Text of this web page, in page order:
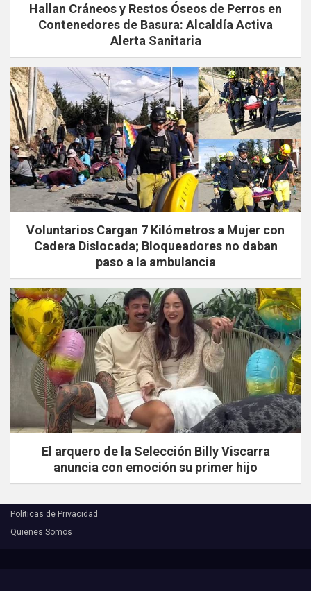
Hallan Cráneos y Restos Óseos de Perros en
Contenedores de Basura: Alcaldía Activa
Alerta Sanitaria
Voluntarios Cargan 7 Kilómetros a Mujer con
Cadera Dislocada; Bloqueadores no daban
paso a la ambulancia
El arquero de la Selección Billy Viscarra
anuncia con emoción su primer hijo
Políticas de Privacidad
Quienes Somos